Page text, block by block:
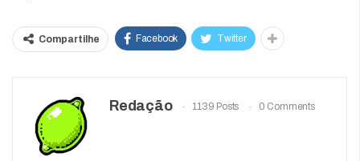
Compartilhe Facebook Twitter
Redação 1139 Posts 0 Comments